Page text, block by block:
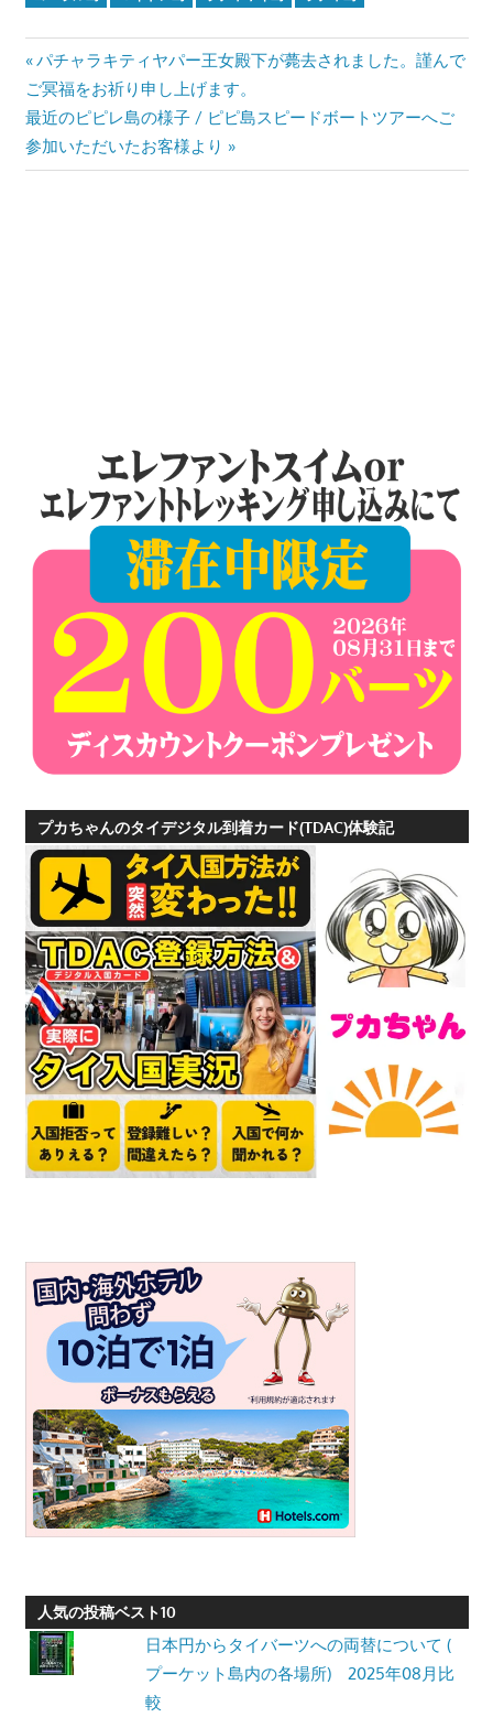
投
稿
ナ
Previous
Post:
パチャラキティヤパー王女殿下が薨去されました。謹んで
ご冥福をお祈り申し上げます。
Next
Post:
最近のピピレ島の様子 / ピピ島スピードボートツアーへご
参加いただいたお客様より
プカちゃんのタイデジタル到着カード(TDAC)体験記
人気の投稿ベスト10
日本円からタイバーツへの両替について (
プーケット島内の各場所) 2025年08月比
較